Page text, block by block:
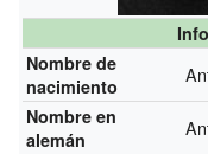
Nombre de
nacimiento
Nombre en
alemán